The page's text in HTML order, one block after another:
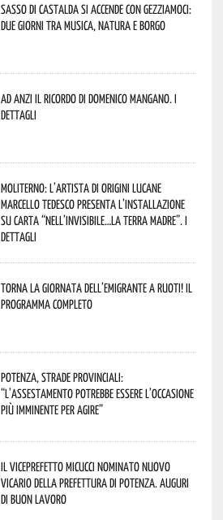
Sasso di Castalda si accende con Gezziamoci:
due giorni tra musica, natura e borgo
Ad Anzi il ricordo di Domenico Mangano. I
dettagli
Moliterno: l’artista di origini lucane
Marcello Tedesco presenta l’installazione
su carta “Nell’invisibile…la terra madre”. I
dettagli
Torna la Giornata dell’Emigrante a Ruoti! Il
programma completo
Potenza, strade provinciali:
“L’assestamento potrebbe essere l’occasione
più imminente per agire”
Il Viceprefetto Micucci nominato nuovo
Vicario della Prefettura di Potenza. Auguri
di buon lavoro